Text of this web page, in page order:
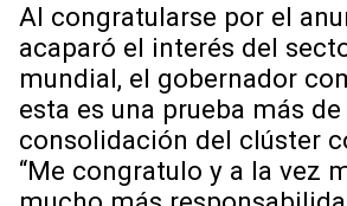
Al congratularse por el
acaparó el interés del
mundial, el gobernador
esta es una prueba más de
consolidación del clúster
“Me congratulo y a la vez